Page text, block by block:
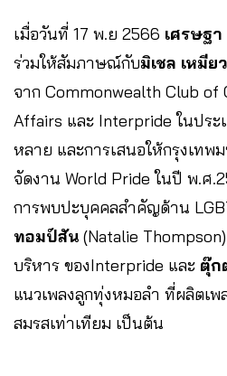
เมื่อวันที่ 17 พ.ย 2566 เศรษฐ
ร่วมให้สัมภาษณ์กับมิเชล เหมี
จาก Commonwealth Club of
Affairs และ Interpride ในปร
หลาย และการเสนอให้กรุงเทพ
จัดงาน World Pride ในปี พ.ศ
การพบปะบุคคลสำคัญด้าน
ทอมป์สัน (Natalie
บริหาร ของInterpride และ ตุ๊ก
แนวเพลงลูกทุ่งหมอลำ ที่ผลิตเ
สมรสเท่าเทียม เป็นต้น